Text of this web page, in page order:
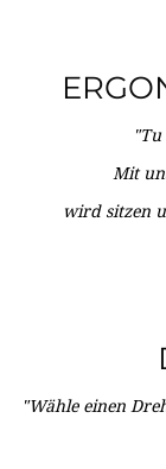
"Tu
Mit
wird sitzen
"Wähle einen